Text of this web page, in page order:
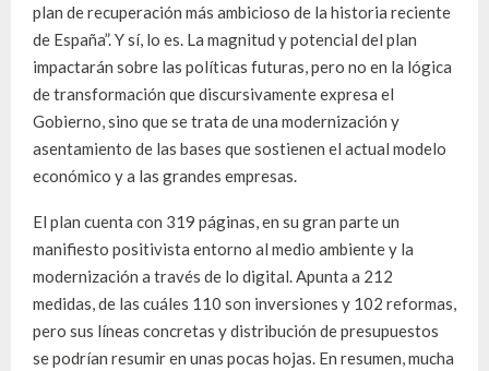
plan de recuperación más ambicioso de la historia reciente
de España”. Y sí, lo es. La magnitud y potencial del plan
impactarán sobre las políticas futuras, pero no en la lógica
de transformación que discursivamente expresa el
Gobierno, sino que se trata de una modernización y
asentamiento de las bases que sostienen el actual modelo
económico y a las grandes empresas.
El plan cuenta con 319 páginas, en su gran parte un
manifiesto positivista entorno al medio ambiente y la
modernización a través de lo digital. Apunta a 212
medidas, de las cuáles 110 son inversiones y 102 reformas,
pero sus líneas concretas y distribución de presupuestos
se podrían resumir en unas pocas hojas. En resumen, mucha